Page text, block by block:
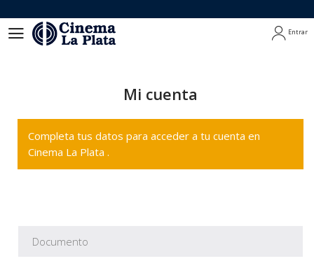
Entrar
Mi cuenta
Completa tus datos para acceder a tu cuenta en
Cinema La Plata .